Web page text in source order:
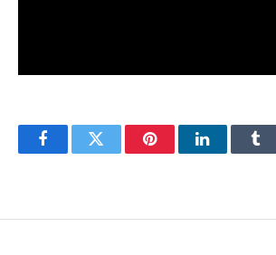
FacebookTwitter PinterestLinkedIn